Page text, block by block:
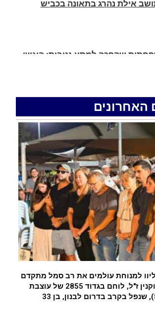
שהפכה למסע גניבות: הוגשו
רכב התנגש במעקה בטיחות בכביש 90 בסמוך לעין
מקומו ערב ערב נפטר
האחרונים
למנוחת עולמים את רב סמל מתקדם
(במיל׳) תמיר וקנין ז"ל, לוחם בגדוד 2855 של עוצבת
חוד החנית (55), שנפל בקרב בדרום לבנון, בן 33